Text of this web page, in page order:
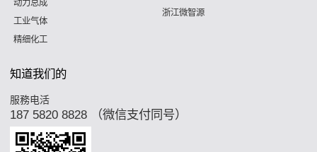
动力总成
工业气体
精细化工
浙江微智源
知道我们的
服務电活
187 5820 8828 （微信支付同号）